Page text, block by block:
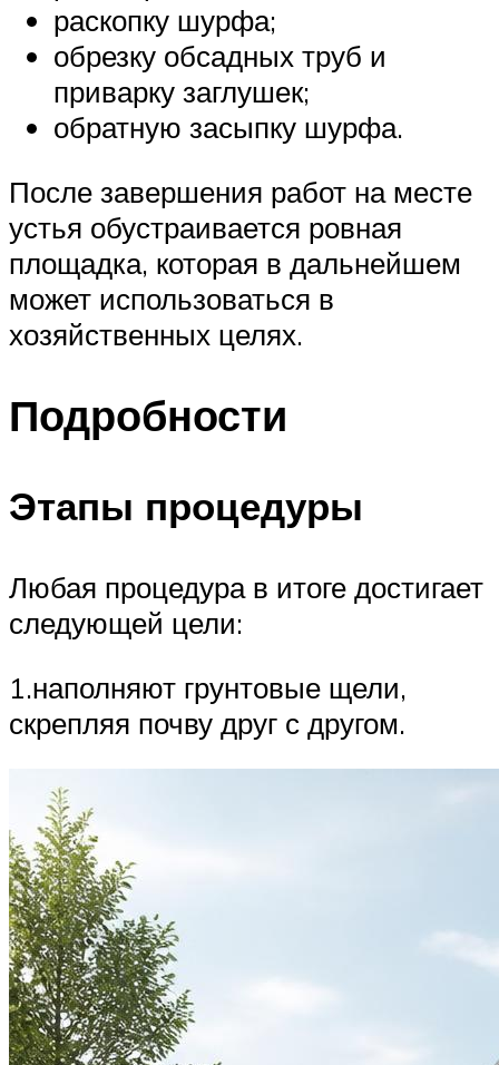
раскопку шурфа;
обрезку обсадных труб и
приварку заглушек;
обратную засыпку шурфа.
После завершения работ на месте
устья обустраивается ровная
площадка, которая в дальнейшем
может использоваться в
хозяйственных целях.
Подробности
Этапы процедуры
Любая процедура в итоге достигает
следующей цели:
1.наполняют грунтовые щели,
скрепляя почву друг с другом.